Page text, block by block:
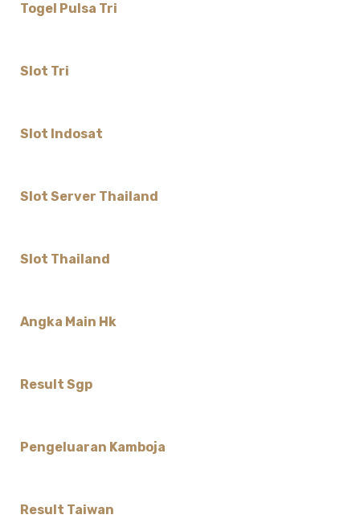
Togel Pulsa Tri
Slot Tri
Slot Indosat
Slot Server Thailand
Slot Thailand
Angka Main Hk
Result Sgp
Pengeluaran Kamboja
Result Taiwan